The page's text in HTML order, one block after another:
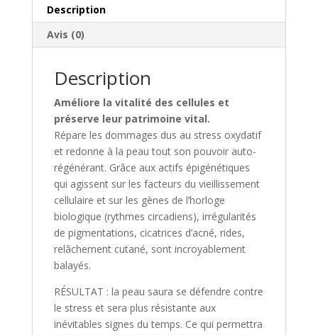
Description
Avis (0)
Description
Améliore la vitalité des cellules et
préserve leur patrimoine vital.
Répare les dommages dus au stress oxydatif
et redonne à la peau tout son pouvoir auto-
régénérant. Grâce aux actifs épigénétiques
qui agissent sur les facteurs du vieillissement
cellulaire et sur les gènes de l’horloge
biologique (rythmes circadiens), irrégularités
de pigmentations, cicatrices d’acné, rides,
relâchement cutané, sont incroyablement
balayés.
RÉSULTAT : la peau saura se défendre contre
le stress et sera plus résistante aux
inévitables signes du temps. Ce qui permettra